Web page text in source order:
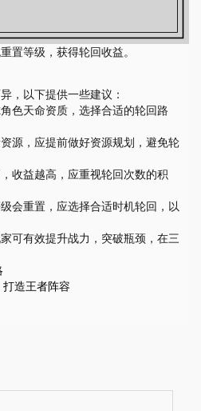
置等级，获得轮回收益。
，以下提供一些建议：
色天命资质，选择合适的轮回路
源，应提前做好资源规划，避免轮
收益越高，应重视轮回次数的积
会重置，应选择合适时机轮回，以
可有效提升战力，突破瓶颈，在三
造王者阵容